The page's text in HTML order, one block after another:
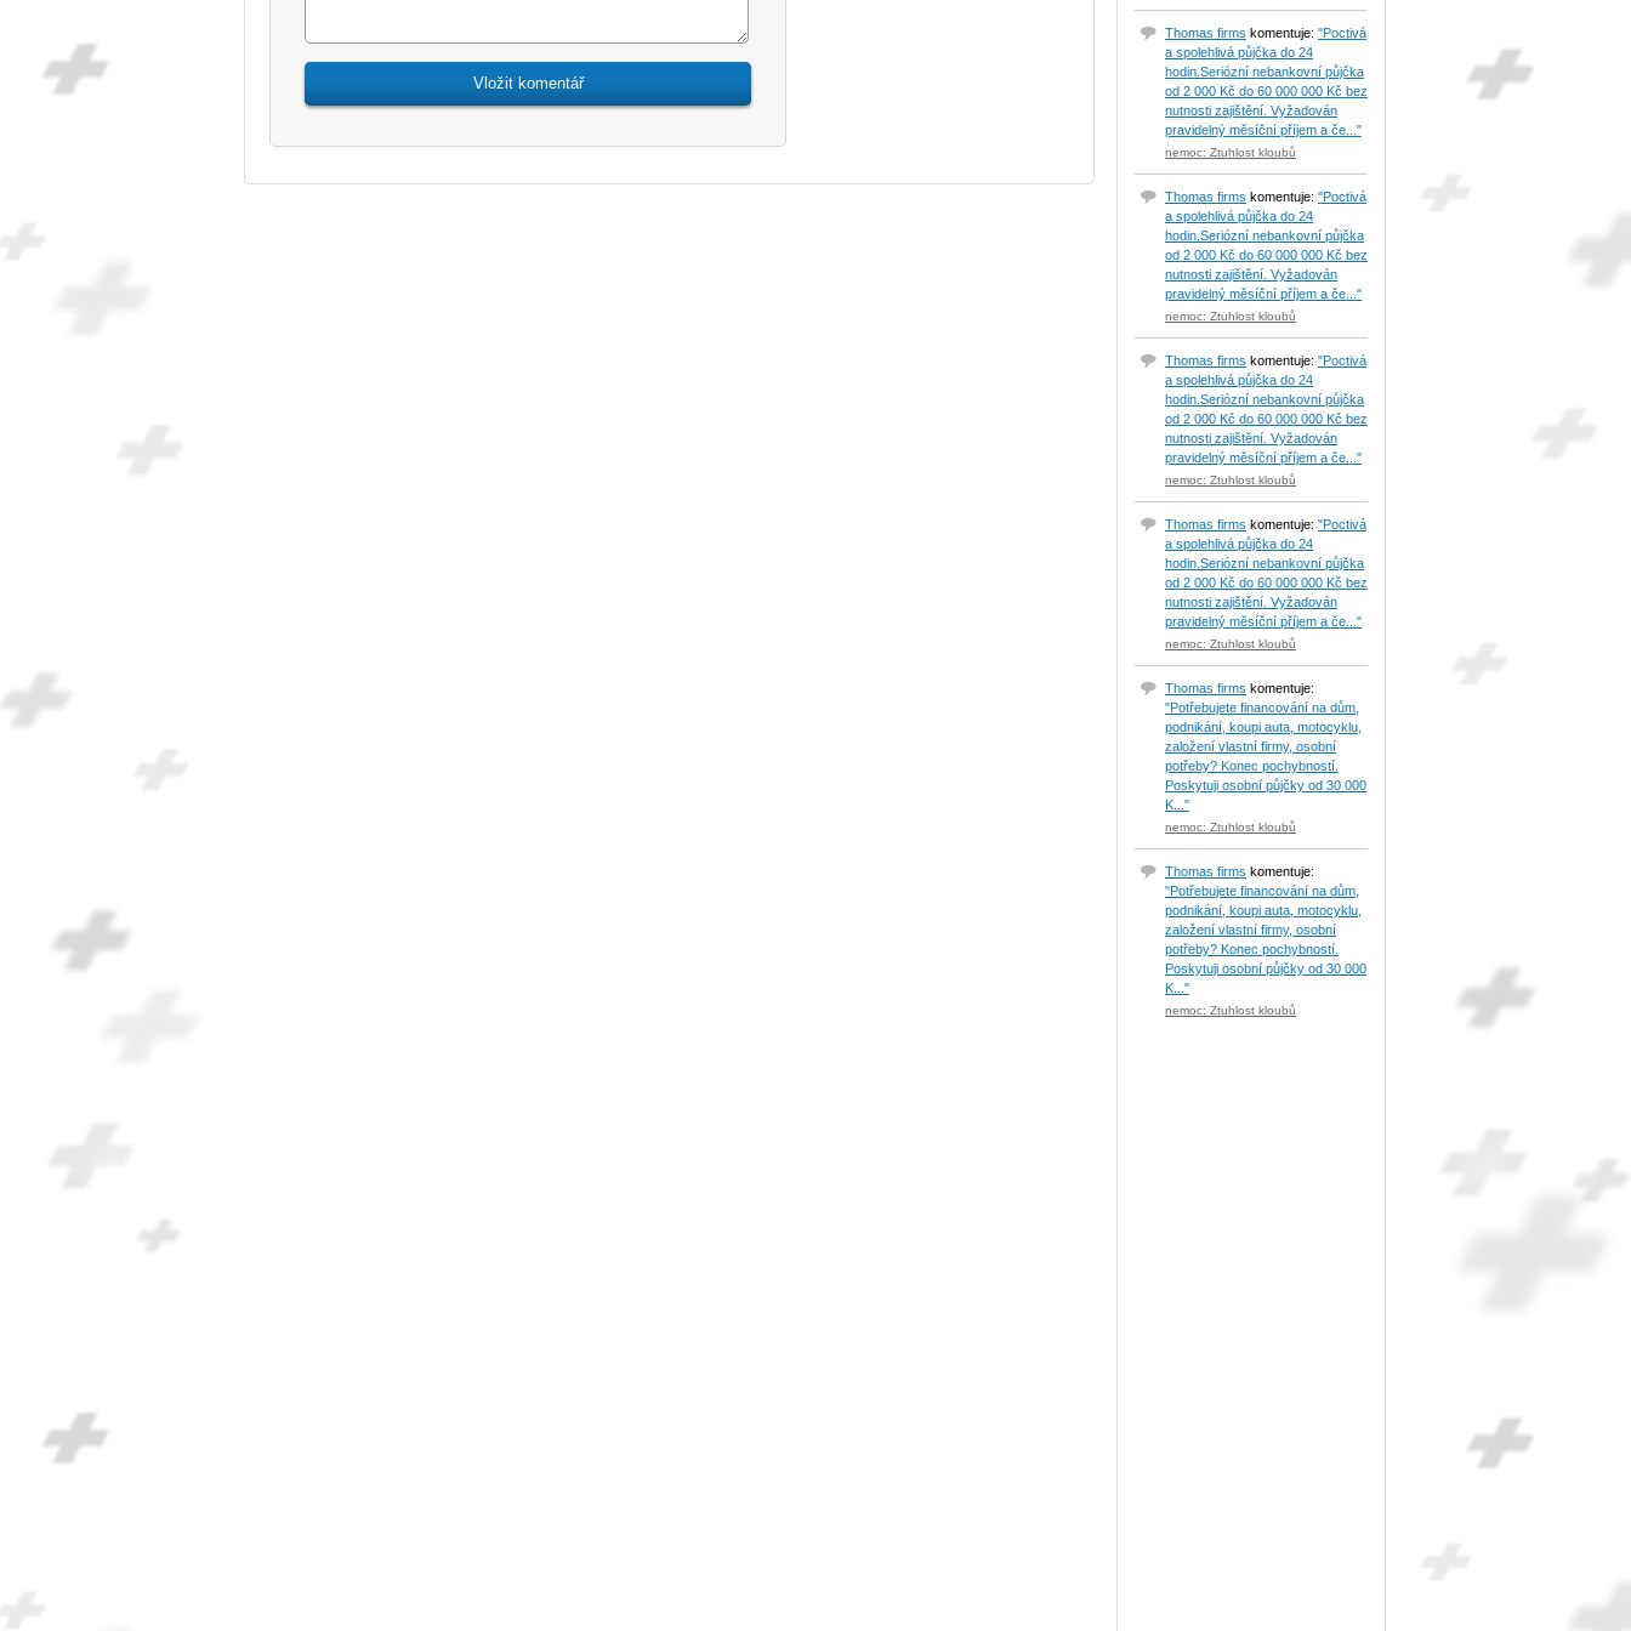
Thomas firms komentuje: "Poctivá
a spolehlivá půjčka do 24
hodin.Seriózní nebankovní půjčka
od 2 000 Kč do 60 000 000 Kč bez
nutnosti zajištění. Vyžadován
pravidelný měsíční příjem a če..."
nemoc: Ztuhlost kloubů
Thomas firms komentuje: "Poctivá
a spolehlivá půjčka do 24
hodin.Seriózní nebankovní půjčka
od 2 000 Kč do 60 000 000 Kč bez
nutnosti zajištění. Vyžadován
pravidelný měsíční příjem a če..."
nemoc: Ztuhlost kloubů
Thomas firms komentuje: "Poctivá
a spolehlivá půjčka do 24
hodin.Seriózní nebankovní půjčka
od 2 000 Kč do 60 000 000 Kč bez
nutnosti zajištění. Vyžadován
pravidelný měsíční příjem a če..."
nemoc: Ztuhlost kloubů
Thomas firms komentuje: "Poctivá
a spolehlivá půjčka do 24
hodin.Seriózní nebankovní půjčka
od 2 000 Kč do 60 000 000 Kč bez
nutnosti zajištění. Vyžadován
pravidelný měsíční příjem a če..."
nemoc: Ztuhlost kloubů
Thomas firms komentuje:
"Potřebujete financování na dům,
podnikání, koupi auta, motocyklu,
založení vlastní firmy, osobní
potřeby? Konec pochybností.
Poskytuji osobní půjčky od 30 000
K..."
nemoc: Ztuhlost kloubů
Thomas firms komentuje:
"Potřebujete financování na dům,
podnikání, koupi auta, motocyklu,
založení vlastní firmy, osobní
potřeby? Konec pochybností.
Poskytuji osobní půjčky od 30 000
K..."
nemoc: Ztuhlost kloubů